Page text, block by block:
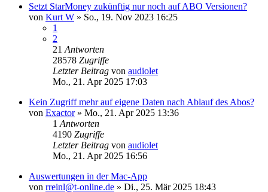
Setzt StarMoney zukünftig nur noch auf ABO Versionen?
von Kurt W » So., 19. Nov 2023 16:25
1
2
21 Antworten
28578 Zugriffe
Letzter Beitrag von audiolet
Mo., 21. Apr 2025 17:03
Kein Zugriff mehr auf eigene Daten nach Ablauf des Abos?
von Exactor» Mo., 21. Apr 2025 13:36
1 Antworten
4190 Zugriffe
Letzter Beitrag von audiolet
Mo., 21. Apr 2025 16:56
Auswertungen in der Mac-App
von rreinl@t-online.de » Di., 25. Mär 2025 18:43